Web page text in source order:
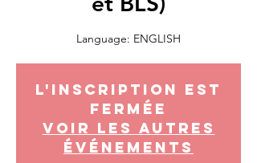
Language: ENGLISH
L'inscription est
fermée
Voir les autres
événements